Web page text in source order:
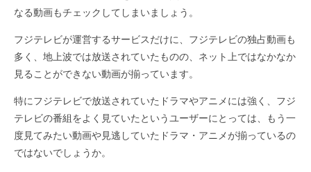
なる動画もチェックしてしまいましょう。
フジテレビが運営するサービスだけに、フジテレビの独占動画も
多く、地上波では放送されていたものの、ネット上ではなかなか
見ることができない動画が揃っています。
特にフジテレビで放送されていたドラマやアニメには強く、フジ
テレビの番組をよく見ていたというユーザーにとっては、もう一
度見てみたい動画や見逃していたドラマ・アニメが揃っているの
ではないでしょうか。